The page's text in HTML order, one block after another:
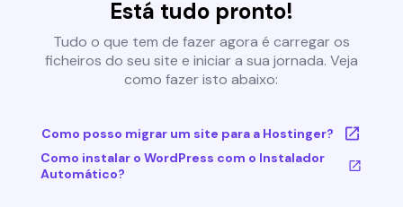
Está tudo pronto!
Tudo o que tem de fazer agora é carregar os
ficheiros do seu site e iniciar a sua jornada. Veja
como fazer isto abaixo:
Como posso migrar um site para a Hostinger?
Como instalar o WordPress com o Instalador
Automático?